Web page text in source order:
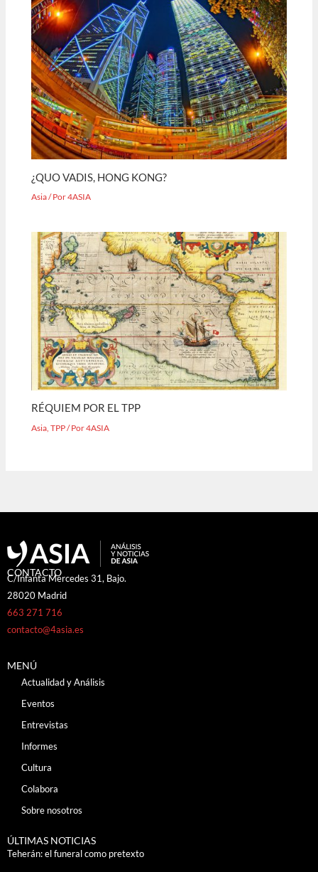
¿QUO VADIS, HONG KONG?
Asia/ Por4ASIA
RÉQUIEM POR EL TPP
Asia ,TPP/ Por4ASIA
CONTACTO
C/Infanta Mercedes 31, Bajo.
28020 Madrid
663 271 716
contacto@4asia.es
MENÚ
Actualidad y Análisis
Eventos
Entrevistas
Informes
Cultura
Colabora
Sobre nosotros
ÚLTIMAS NOTICIAS
Teherán: el funeral como pretexto